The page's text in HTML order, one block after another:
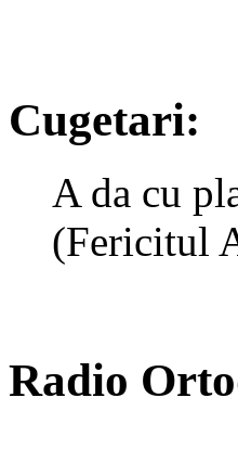
Cugetari:
A da cu
(Fericitul
Radio